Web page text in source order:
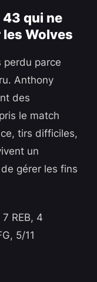
qui ne
Wolves
perdu parce
Anthony
des
le match
tirs difficiles,
un
gérer les fins
REB, 4
5/11